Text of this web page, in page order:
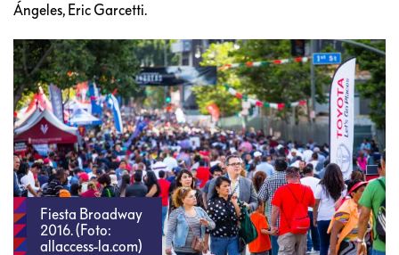
Ángeles, Eric Garcetti.
Fiesta Broadway
2016. (Foto:
allaccess-la.com)